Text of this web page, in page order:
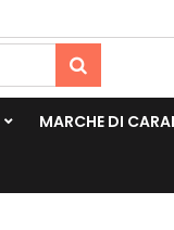
MARCHE DI